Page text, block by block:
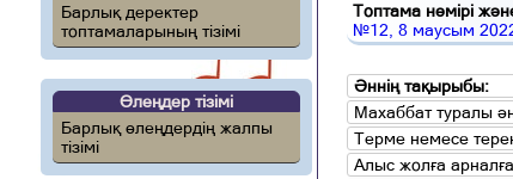
Барлық деректер
топтамаларының тізімі
Өлеңдер тізімі
Барлық өлеңдердің жалпы
тізімі
Топтама нөмірі
№12, 8 маусым
Әннің тақырыбы:
Махаббат туралы
Терме немесе
Алыс жолға